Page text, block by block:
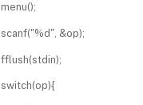
menu();
scanf("%d", &op);
fflush(stdin);
switch(op){